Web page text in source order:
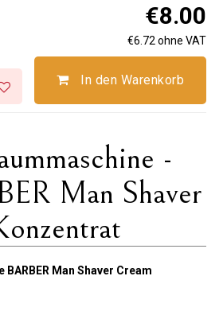
€8.00
€6.72 ohne VAT
In den Warenkorb
-
Man Shaver
Man Shaver Cream